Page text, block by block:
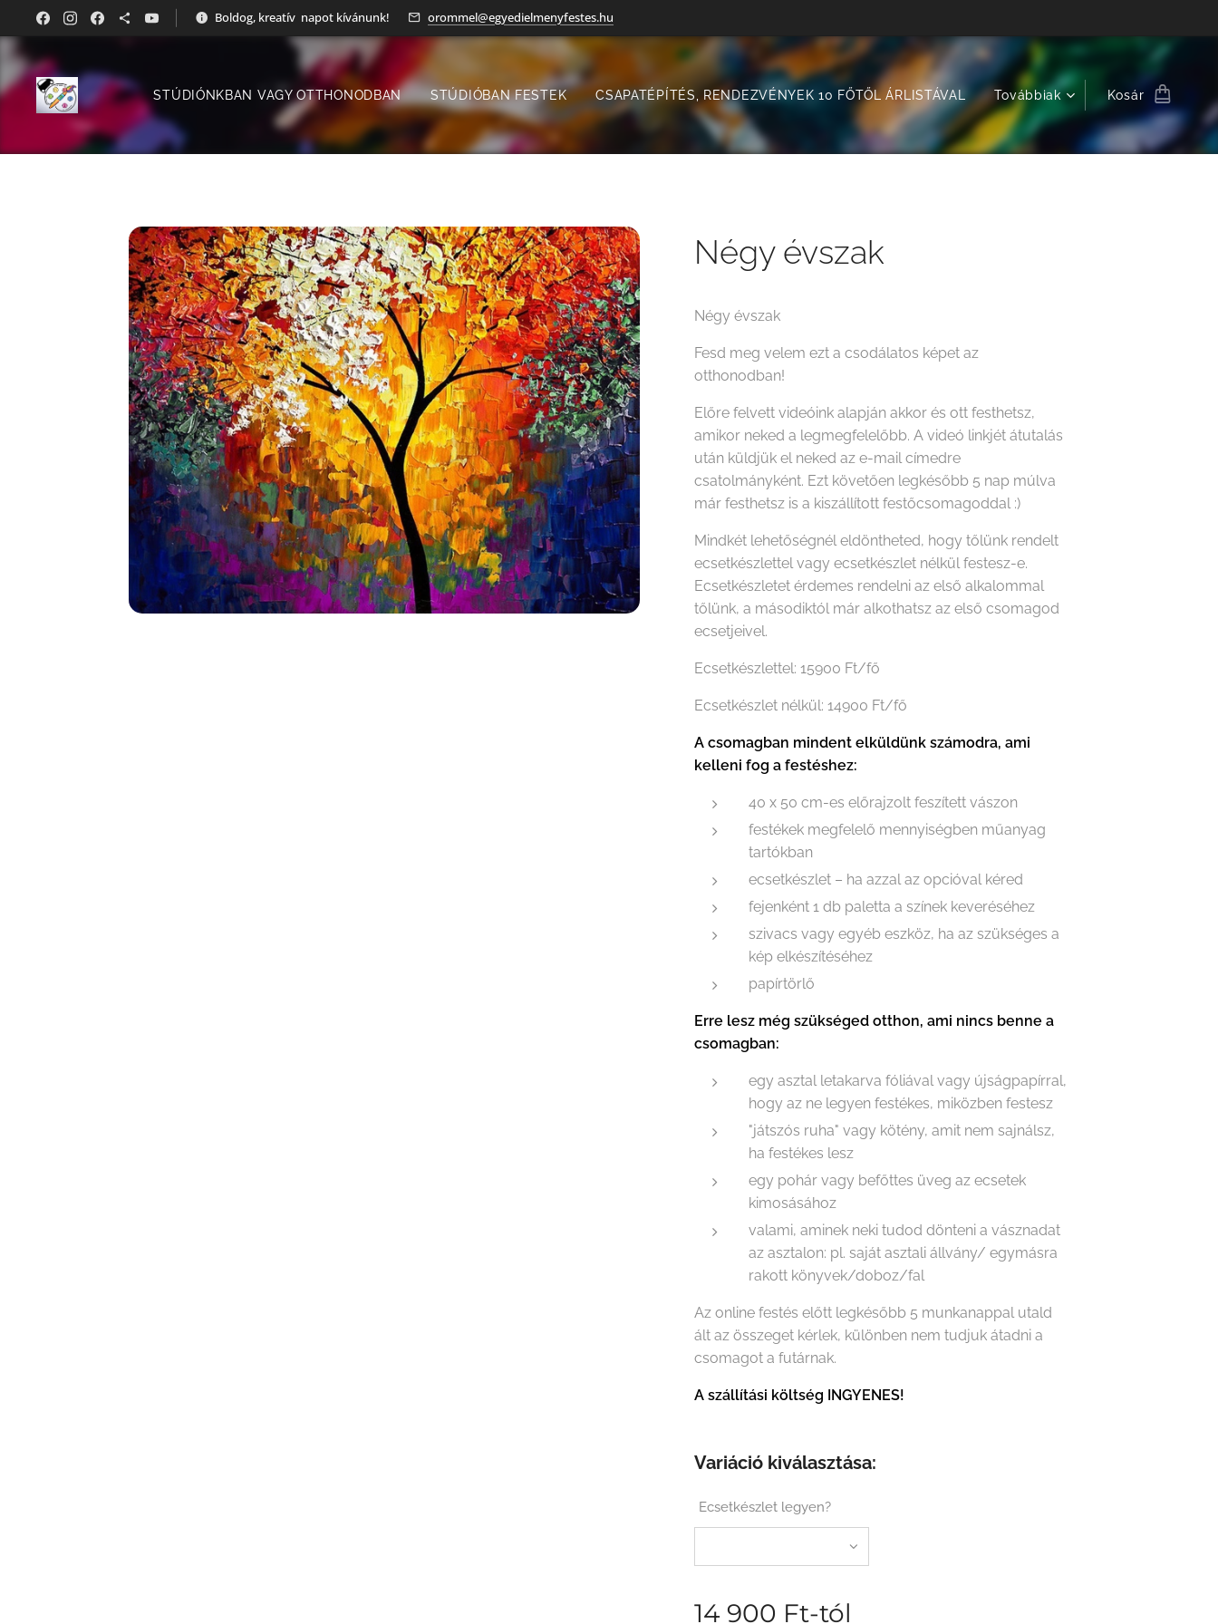
Boldog, kreatív napot kívánunk! orommel@egyedielmenyfestes.hu
STÚDIÓNKBAN VAGY OTTHONODBAN STÚDIÓBAN FESTEK CSAPATÉPÍTÉS, RENDEZVÉNYEK 10 FŐTŐL ÁRLISTÁVAL Továbbiak Kosár
Négy évszak
Négy évszak
Fesd meg velem ezt a csodálatos képet az
otthonodban!
Előre felvett videóink alapján akkor és ott festhetsz,
amikor neked a legmegfelelőbb. A videó linkjét átutalás
után küldjük el neked az e-mail címedre
csatolmányként. Ezt követően legkésőbb 5 nap múlva
már festhetsz is a kiszállított festőcsomagoddal :)
Mindkét lehetőségnél eldöntheted, hogy tőlünk rendelt
ecsetkészlettel vagy ecsetkészlet nélkül festesz-e.
Ecsetkészletet érdemes rendelni az első alkalommal
tőlünk, a másodiktól már alkothatsz az első csomagod
ecsetjeivel.
Ecsetkészlettel: 15900 Ft/fő
Ecsetkészlet nélkül: 14900 Ft/fő
A csomagban mindent elküldünk számodra, ami
kelleni fog a festéshez:
40 x 50 cm-es előrajzolt feszített vászon
festékek megfelelő mennyiségben műanyag
tartókban
ecsetkészlet – ha azzal az opcióval kéred
fejenként 1 db paletta a színek keveréséhez
szivacs vagy egyéb eszköz, ha az szükséges a
kép elkészítéséhez
papírtörlő
Erre lesz még szükséged otthon, ami nincs benne a
csomagban:
egy asztal letakarva fóliával vagy újságpapírral,
hogy az ne legyen festékes, miközben festesz
"játszós ruha" vagy kötény, amit nem sajnálsz,
ha festékes lesz
egy pohár vagy befőttes üveg az ecsetek
kimosásához
valami, aminek neki tudod dönteni a vásznadat
az asztalon: pl. saját asztali állvány/ egymásra
rakott könyvek/doboz/fal
Az online festés előtt legkésőbb 5 munkanappal utald
ált az összeget kérlek, különben nem tudjuk átadni a
csomagot a futárnak.
A szállítási költség INGYENES!
Variáció kiválasztása:
Ecsetkészlet legyen?
14 900 Ft-tól